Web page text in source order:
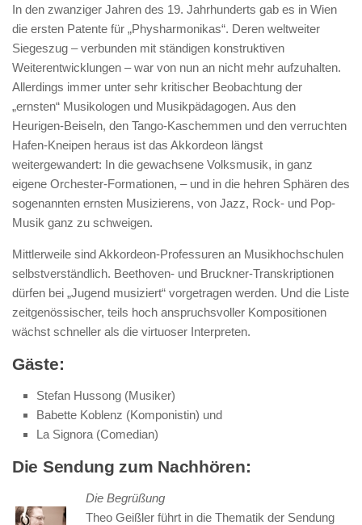
In den zwanziger Jahren des 19. Jahrhunderts gab es in Wien
die ersten Patente für „Physharmonikas“. Deren weltweiter
Siegeszug – verbunden mit ständigen konstruktiven
Weiterentwicklungen – war von nun an nicht mehr aufzuhalten.
Allerdings immer unter sehr kritischer Beobachtung der
„ernsten“ Musikologen und Musikpädagogen. Aus den
Heurigen-Beiseln, den Tango-Kaschemmen und den verruchten
Hafen-Kneipen heraus ist das Akkordeon längst
weitergewandert: In die gewachsene Volksmusik, in ganz
eigene Orchester-Formationen, – und in die hehren Sphären des
sogenannten ernsten Musizierens, von Jazz, Rock- und Pop-
Musik ganz zu schweigen.
Mittlerweile sind Akkordeon-Professuren an Musikhochschulen
selbstverständlich. Beethoven- und Bruckner-Transkriptionen
dürfen bei „Jugend musiziert“ vorgetragen werden. Und die Liste
zeitgenössischer, teils hoch anspruchsvoller Kompositionen
wächst schneller als die virtuoser Interpreten.
Gäste:
Stefan Hussong (Musiker)
Babette Koblenz (Komponistin) und
La Signora (Comedian)
Die Sendung zum Nachhören:
Die Begrüßung
Theo Geißler führt in die Thematik der Sendung